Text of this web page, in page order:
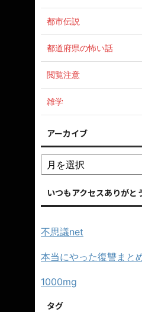
都市伝説
都道府県の怖い話
閲覧注意
雑学
アーカイブ
いつもアクセスありがと
不思議net
本当にやった復讐まと
1000mg
タグ